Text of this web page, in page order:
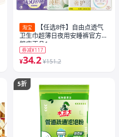
淘宝
【任选8件】自由点透气
卫生巾超薄日夜用安睡裤官方旗
舰店正品1
券减¥117
¥34.2 ¥151.2
5折